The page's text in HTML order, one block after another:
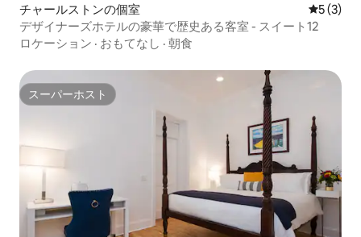
チャールストンの個室 レビュー
5 (3)
デザイナーズホテルの豪華で歴史ある客室 - スイート12
ロケーション · おもてなし · 朝食
スーパーホスト
スーパーホスト